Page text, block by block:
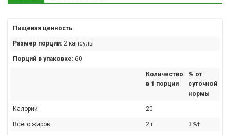
Пищевая ценность
Размер порции: 2 капсулы
Порций в упаковке: 60
Количество
в 1 порции
% от
суточной
нормы
Калории 20
Всего жиров 2 г 3%†